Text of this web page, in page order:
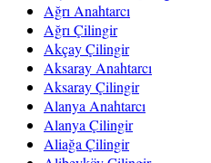
Ağrı Anahtarcı
Ağrı Çilingir
Akçay Çilingir
Aksaray Anahtarcı
Aksaray Çilingir
Alanya Anahtarcı
Alanya Çilingir
Aliağa Çilingir